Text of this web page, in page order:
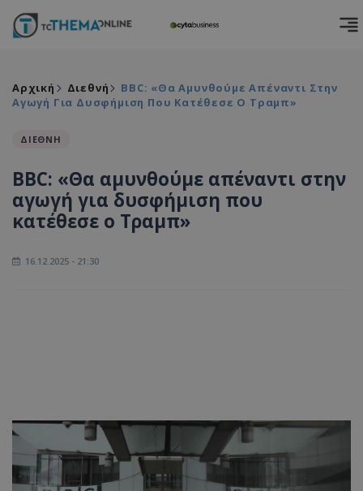
Αρχική Διεθνή
BBC: «Θα Αμυνθούμε Απέναντι Στην
Αγωγή Για Δυσφήμιση Που Κατέθεσε Ο Τραμπ»
ΔΙΕΘΝΗ
BBC: «Θα αμυνθούμε απέναντι στην
αγωγή για δυσφήμιση που
κατέθεσε ο Τραμπ»
16.12.2025 - 21:30